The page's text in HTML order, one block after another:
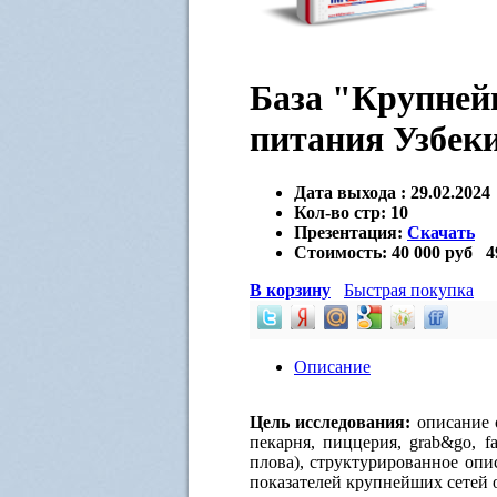
База
питания
Дата выхода : 29.02.2024
Кол-во стр: 10
Презентация: Скачать
Стоимость: 40 000 руб
В корзину
Быстрая покупка
Описание
Цель исследования: описание
пекарня, пиццерия, grab&go,
плова), структурированное
показателей крупнейших сетей